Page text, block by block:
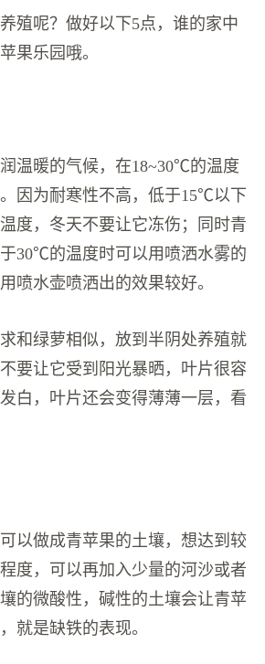
殖呢？做好以下5点，谁的家中
果乐园哦。
温暖的气候，在18~30℃的温度
。因为耐寒性不高，低于15℃以下
度，冬天不要让它冻伤；同时青
30℃的温度时可以用喷洒水雾的
喷水壶喷洒出的效果较好。
和绿萝相似，放到半阴处养殖就
要让它受到阳光暴晒，叶片很容
白，叶片还会变得薄薄一层，看
以做成青苹果的土壤，想达到较
度，可以再加入少量的河沙或者
的微酸性，碱性的土壤会让青苹
就是缺铁的表现。